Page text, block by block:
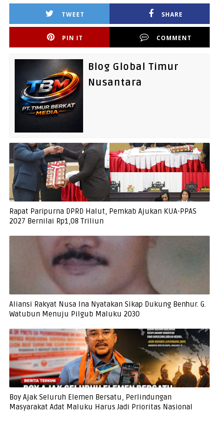
TWEET SHARE
PIN IT COMMENT
Blog Global Timur
Nusantara
Rapat Paripurna DPRD Halut, Pemkab Ajukan KUA-PPAS
2027 Bernilai Rp1,08 Triliun
Aliansi Rakyat Nusa Ina Nyatakan Sikap Dukung Benhur. G.
Watubun Menuju Pilgub Maluku 2030
Boy Ajak Seluruh Elemen Bersatu, Perlindungan
Masyarakat Adat Maluku Harus Jadi Prioritas Nasional